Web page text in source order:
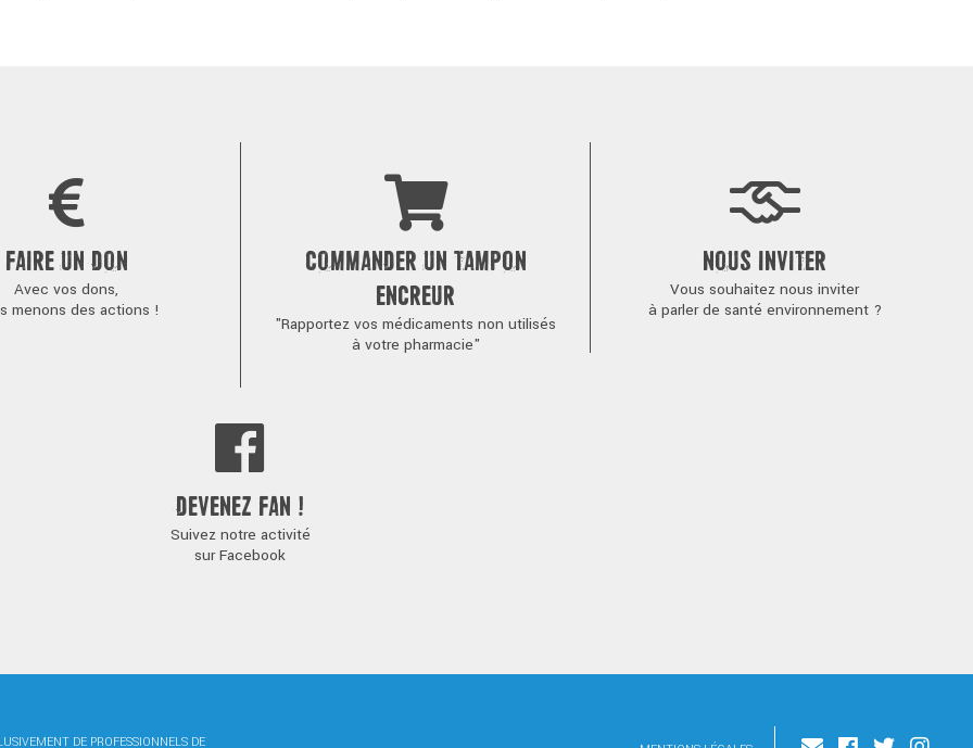
FAIRE UN DON
Avec vos dons,
menons des actions !
COMMANDER UN TAMPON
ENCREUR
"Rapportez vos médicaments non utilisés
à votre pharmacie"
NOUS INVITER
Vous souhaitez nous inviter
à parler de santé environnement ?
DEVENEZ FAN !
Suivez notre activité
sur Facebook
DE PROFESSIONNELS DE